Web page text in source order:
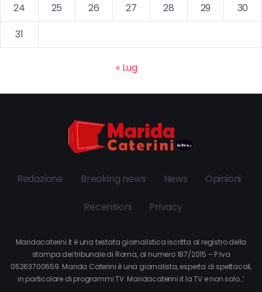
24
25 26 27 28 29
30
31
« Lug
Redazione Breaking news News Opinioni
Recensioni Privacy
Maridacaterini.it è una testata giornalistica iscritta al registro della
stampa del tribunale di Roma, al numero 187/2015 – P.Iva
05263700659. Marida Caterini è una giornalista, esperta di spettacoli,
in particolare di programmi TV. Maridacaterini.it la TV e non solo…’